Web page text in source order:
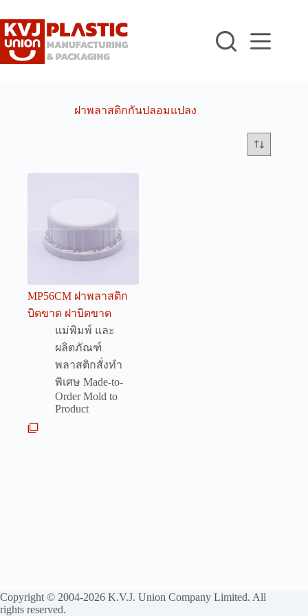
to
content
ฝาพลาสติกกันปลอมแปลง
MP56CM ฝาพลาสติก
บิดขาด ฝาบิดขาด
แม่พิมพ์ และ
ผลิตภัณฑ์
พลาสติกสั่งทำ
พิเศษ Made-to-
Order Mold to
Product
Copyright © 2004-2026 K.V.J. Union Company Limited. All
rights reserved.